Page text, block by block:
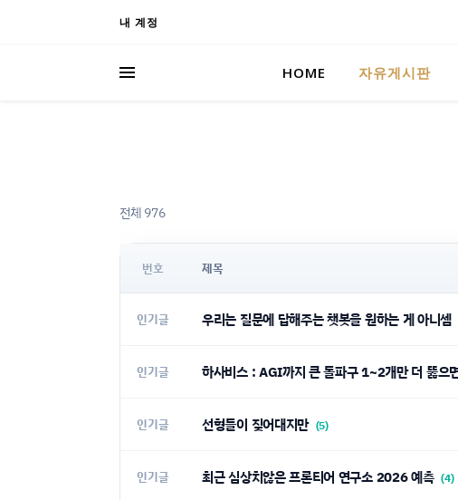
내 계정
HOME 자유게시판
전체 976
번호 제목
인기글 우리는 질문에 답해주는 챗봇을 원하는 게 아니셈
인기글 하사비스 : AGI까지 큰 돌파구 1~2개만 더 뚫으
인기글 선형들이 짖어대지만 (5)
인기글 최근 심상치않은 프론티어 연구소 2026 예측 (4)